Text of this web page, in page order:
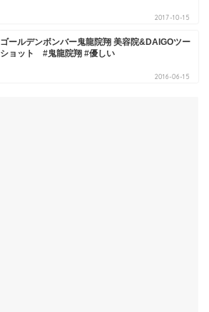
2017-10-15
ゴールデンボンバー鬼龍院翔 美容院&DAIGOツー
ショット #鬼龍院翔 #優しい
2016-06-15